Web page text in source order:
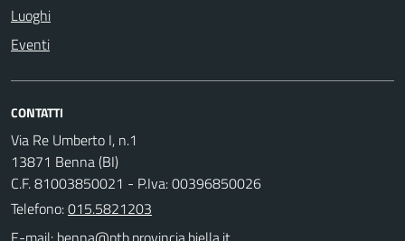
Luoghi
Eventi
CONTATTI
Via Re Umberto I, n.1
13871 Benna (BI)
C.F. 81003850021 - P.Iva: 00396850026
Telefono:015.5821203